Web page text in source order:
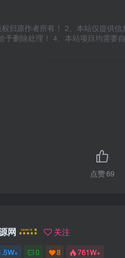
归原作者所有！ 2、本站仅提供
予删除处理！ 4、本站项目均需要
点赞69
网 关注
0 8 761W+